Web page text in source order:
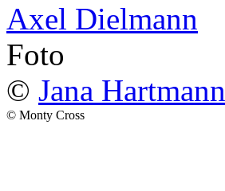
Axel Dielmann
Foto
© Jana Hartmann
© Monty Cross